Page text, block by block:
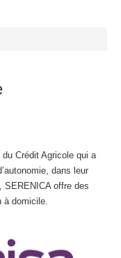
Crédit Agricole qui a
dans leur
SERENICA offre des
à domicile.